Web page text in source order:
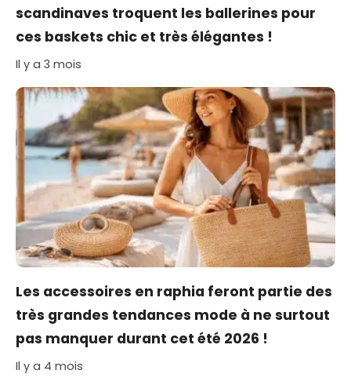
scandinaves troquent les ballerines pour
ces baskets chic et très élégantes !
Il y a 3 mois
Les accessoires en raphia feront partie des
très grandes tendances mode à ne surtout
pas manquer durant cet été 2026 !
Il y a 4 mois